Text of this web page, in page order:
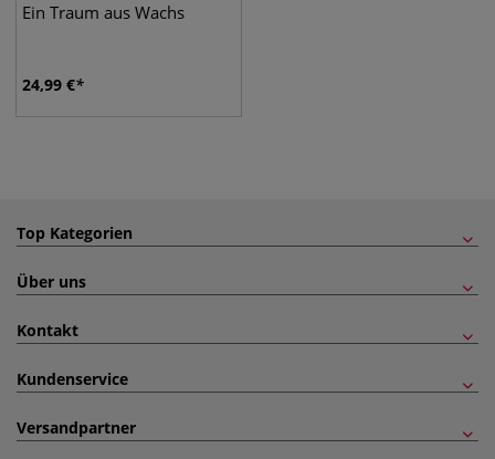
Ein Traum aus Wachs
24,99 €
Top Kategorien
Über uns
Kontakt
Kundenservice
Versandpartner